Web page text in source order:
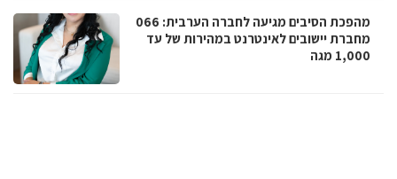
מהפכת הסיבים מגיעה לחברה הערבית: 066
מחברת יישובים לאינטרנט במהירות של עד
1,000 מגה